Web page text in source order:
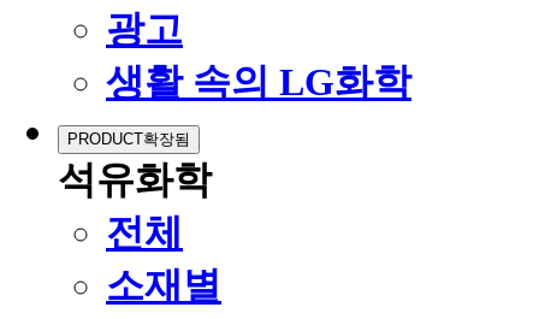
광고
생활 속의 LG화학
PRODUCT확장됨
석유화학
전체
소재별